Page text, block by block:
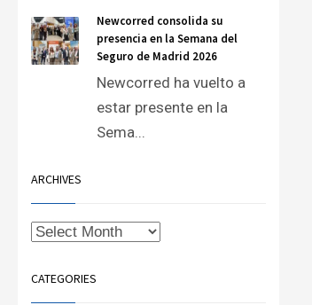
Newcorred consolida su
presencia en la Semana del
Seguro de Madrid 2026
Newcorred ha vuelto a
estar presente en la
Sema...
ARCHIVES
CATEGORIES